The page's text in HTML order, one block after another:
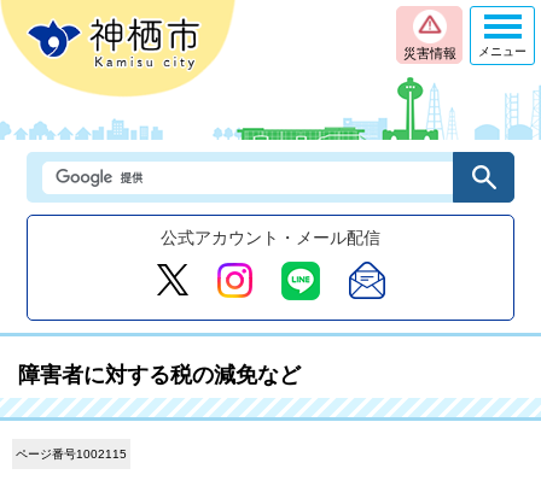
災害情報
公式アカウント・メール配信
メニュー
障害者に対する税の減免など
ページ番号1002115